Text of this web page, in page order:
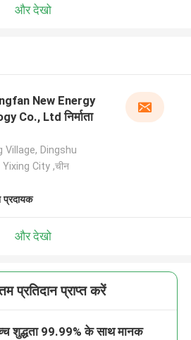
और देखो
New Energy
Co., Ltd निर्माता
Village, Dingshu
City ,चीन
प्रदायक
और देखो
प्रतिदान प्राप्त करें
शुद्धता 99.99% के साथ मानक